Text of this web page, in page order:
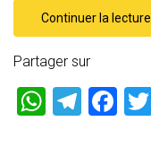
Continuer la lecture
Partager sur
W T
F